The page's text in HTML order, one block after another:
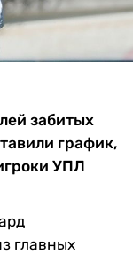
забитых
график,
УПЛ
главных